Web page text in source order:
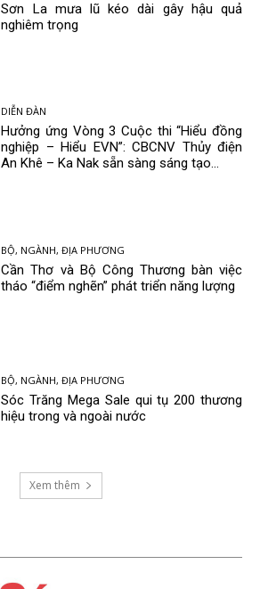
Sơn La mưa lũ kéo dài gây hậu quả
nghiêm trọng
DIỄN ĐÀN
Hưởng ứng Vòng 3 Cuộc thi “Hiểu đồng
nghiệp – Hiểu EVN”: CBCNV Thủy điện
An Khê – Ka Nak sẵn sàng sáng tạo...
BỘ, NGÀNH, ĐỊA PHƯƠNG
Cần Thơ và Bộ Công Thương bàn việc
tháo “điểm nghẽn” phát triển năng lượng
BỘ, NGÀNH, ĐỊA PHƯƠNG
Sóc Trăng Mega Sale qui tụ 200 thương
hiệu trong và ngoài nước
Xem thêm